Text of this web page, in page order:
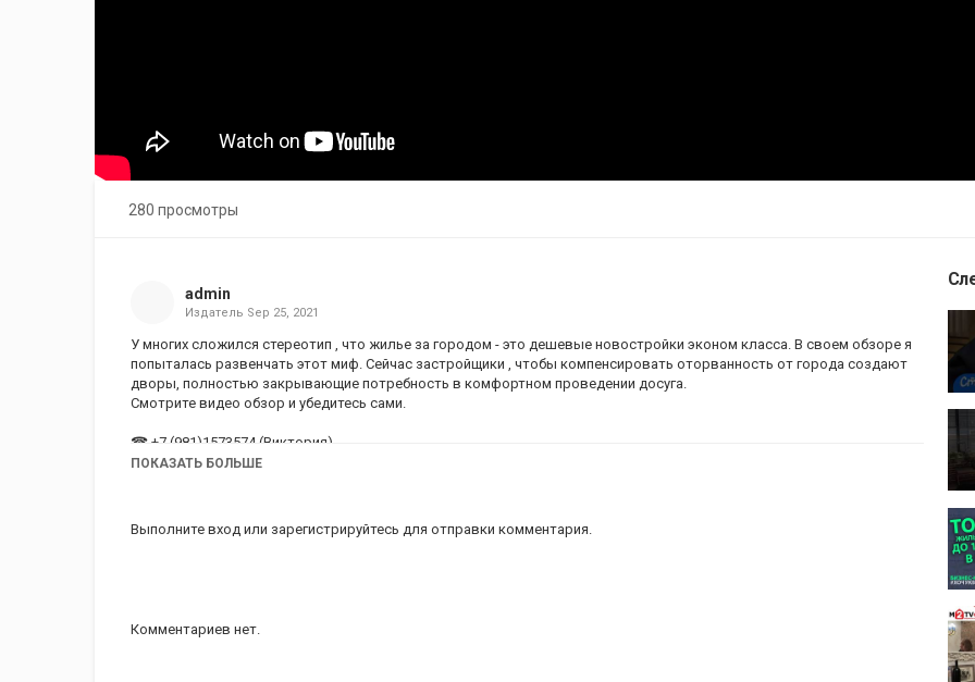
280 просмотры
admin
Издатель Sep 25, 2021
У многих сложился стереотип , что жилье за городом - это дешевые новостройки эконом класса. В своем обзоре я
попыталась развенчать этот миф. Сейчас застройщики , чтобы компенсировать оторванность от города создают
дворы, полностью закрывающие потребность в комфортном проведении досуга.
Смотрите видео обзор и убедитесь сами.
☎ +7 (981)1573574 (Виктория)
✍WhatsApp/Telegram
Теги
квартира ,цена ,новостройки ,купить жилье
ПОКАЗАТЬ БОЛЬШЕ
Выполните вход или зарегистрируйтесь для отправки комментария.
Комментариев нет.